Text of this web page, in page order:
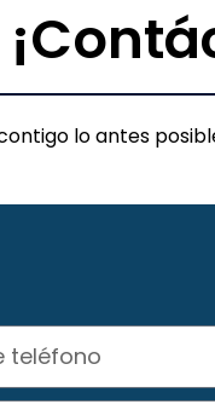
lo antes